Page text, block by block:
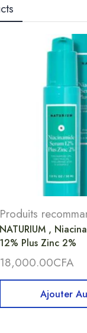
Produits
NATURIUM ,
12% Plus Zinc 2%
18,000.00CFA
Ajouter